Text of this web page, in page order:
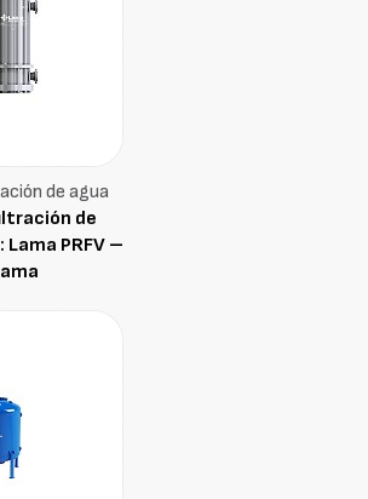
de agua
de
PRFV –